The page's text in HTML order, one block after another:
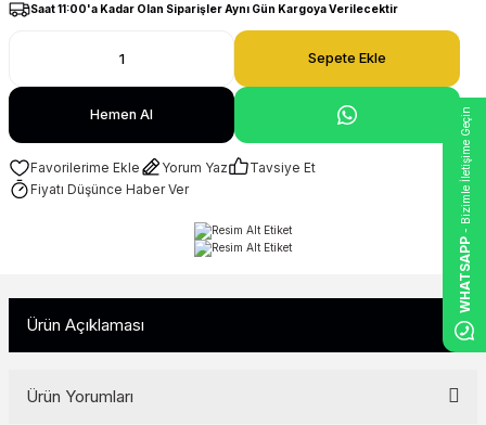
Saat 11:00'a Kadar Olan Siparişler Aynı Gün Kargoya Verilecektir
Sepete Ekle
Hemen Al
Yorum Yaz
Tavsiye Et
Fiyatı Düşünce Haber Ver
Ürün Açıklaması
Ürün Yorumları
WHATSAPP
- Bizimle İletişime Geçin